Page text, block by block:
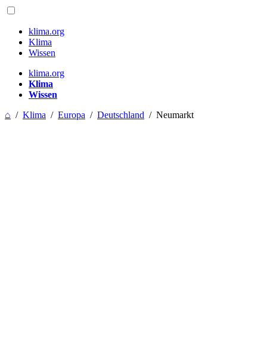
klima.org
Klima
Wissen
klima.org
Klima
Wissen
⌂ / Klima / Europa / Deutschland / Neumarkt